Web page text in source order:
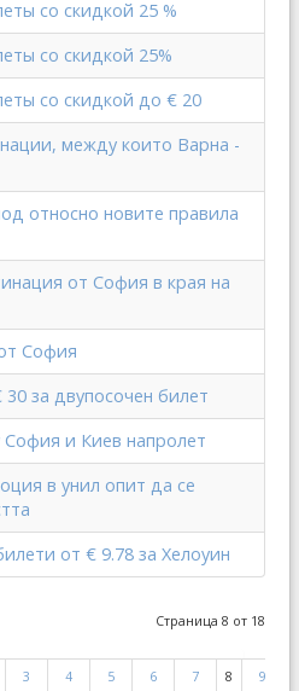
со скидкой 25 %
со скидкой 25%
со скидкой до € 20
между които Варна -
относно новите правила
от София в края на
София
за двупосочен билет
София и Киев напролет
в унил опит да се
от € 9.78 за Хелоуин
Страница 8 от 18
3 4 5 6 7 8 9